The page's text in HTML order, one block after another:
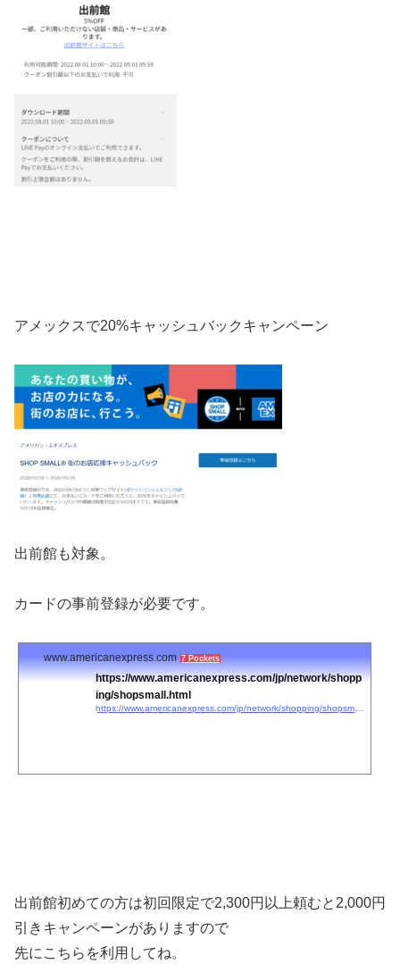
アメックスで20%キャッシュバックキャンペーン
出前館も対象。
カードの事前登録が必要です。
www.americanexpress.com 7 Pockets
https://www.americanexpress.com/jp/network/shopp
ing/shopsmall.html
出前館初めての方は初回 限定で2,300円以上頼むと2,000円
引きキャンペーンがありますので
先にこちらを利用してね。